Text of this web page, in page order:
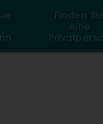
Finden
eine